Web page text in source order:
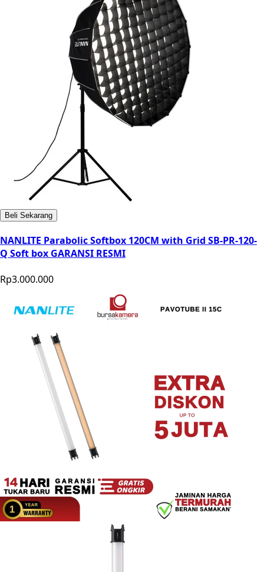
Beli Sekarang
NANLITE Parabolic Softbox 120CM with Grid SB-PR-120-
Q Soft box GARANSI RESMI
Rp3.000.000